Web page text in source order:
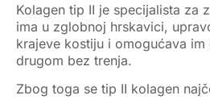
Kolagen tip II je specijalista za
ima u zglobnoj hrskavici,
krajeve kostiju i omogućava
drugom bez trenja.
Zbog toga se tip II kolagen